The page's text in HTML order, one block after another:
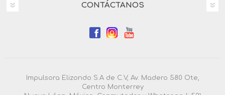
CONTÁCTANOS
Impulsora Elizondo S.A de C.V, Av. Madero 580 Ote,
Centro Monterrey